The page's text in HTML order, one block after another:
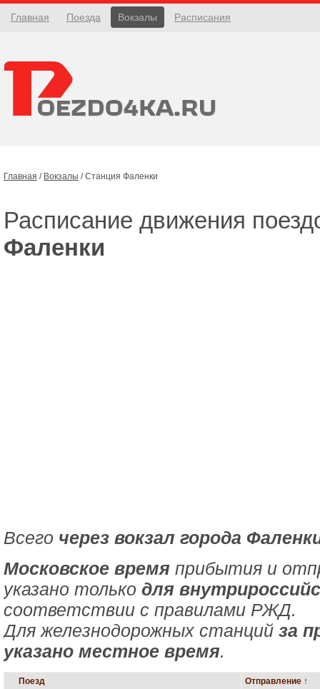
Главная Поезда Вокзалы Расписания
Главная / Вокзалы /Станция Фаленки
Расписание движения
Фаленки
Всего через вокзал города
Московское время прибытия и
указано только для
соответствии с правилами РЖД.
Для железнодорожных станций за
указано местное время.
Поезд
Отправление ↑